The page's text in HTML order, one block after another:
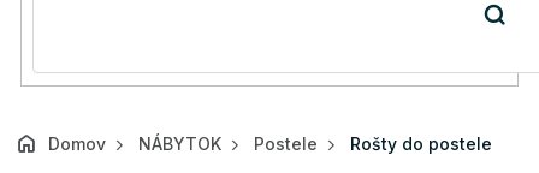
Domov NÁBYTOK Postele Rošty do postele